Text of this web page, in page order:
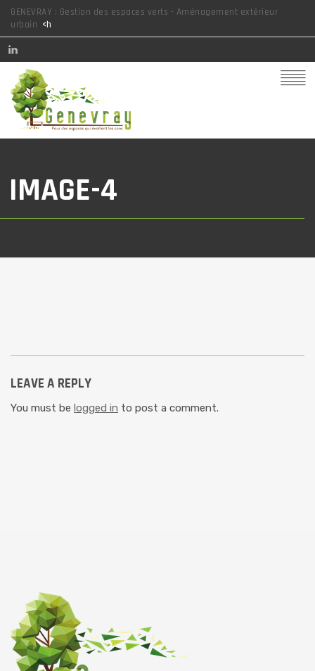
GENEVRAY : Gestion des espaces verts - Aménagement extérieur
urbain <h
IMAGE-4
LEAVE A REPLY
You must be logged in to post a comment.